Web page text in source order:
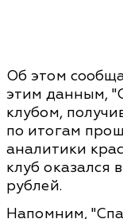
Об этом
этим данным,
клубом,
по итогам
аналитики
клуб оказался
рублей.
Напомним,